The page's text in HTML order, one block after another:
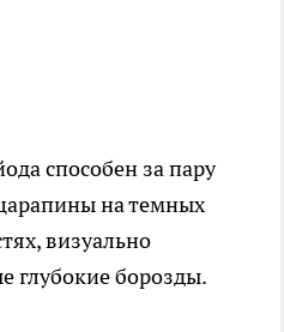
способен за пару
на темных
визуально
глубокие борозды.